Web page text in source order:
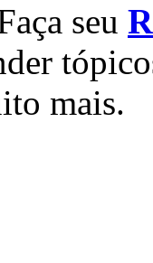
seu
mais.